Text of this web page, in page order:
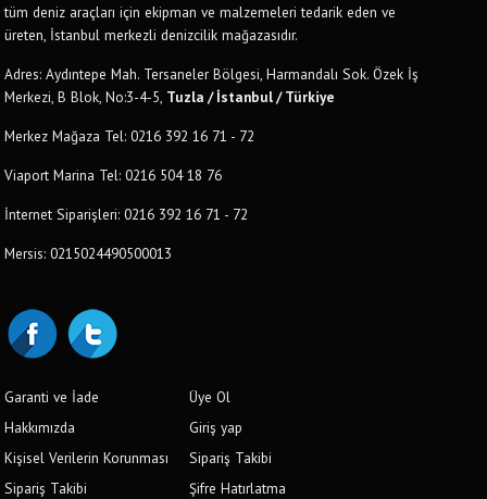
tüm deniz araçları için ekipman ve malzemeleri tedarik eden ve
üreten, İstanbul merkezli denizcilik mağazasıdır.
Adres: Aydıntepe Mah. Tersaneler Bölgesi, Harmandalı Sok. Özek İş
Merkezi, B Blok, No:3-4-5, Tuzla / İstanbul / Türkiye
Merkez Mağaza Tel: 0216 392 16 71 - 72
Viaport Marina Tel: 0216 504 18 76
İnternet Siparişleri: 0216 392 16 71 - 72
Mersis: 0215024490500013
Garanti ve İade
Hakkımızda
Kişisel Verilerin Korunması
Sipariş Takibi
Üye Ol
Giriş yap
Sipariş Takibi
Şifre Hatırlatma